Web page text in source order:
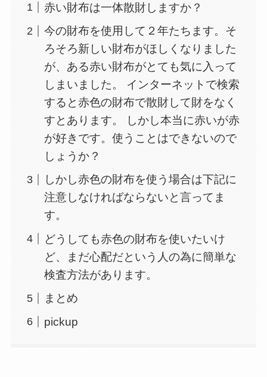
赤い財布は一体散財しますか？
今の財布を使用して２年たちます。そ
ろそろ新しい財布がほしくなりました
が、ある赤い財布がとても気に入って
しまいました。 インターネットで検索
すると赤色の財布で散財して財をなく
すとあります。 しかし本当に赤いが赤
が好きです。使うことはできないので
しょうか？
しかし赤色の財布を使う場合は下記に
注意しなければならないと言ってま
す。
どうしても赤色の財布を使いたいけ
ど、まだ心配だという人の為に簡単な
検査方法があります。
まとめ
pickup